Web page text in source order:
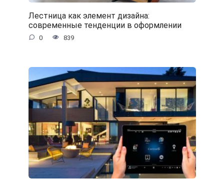
Лестница как элемент дизайна:
современные тенденции в оформлении
0 839